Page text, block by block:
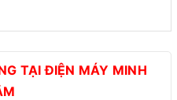
TẠI ĐIỆN MÁY MINH